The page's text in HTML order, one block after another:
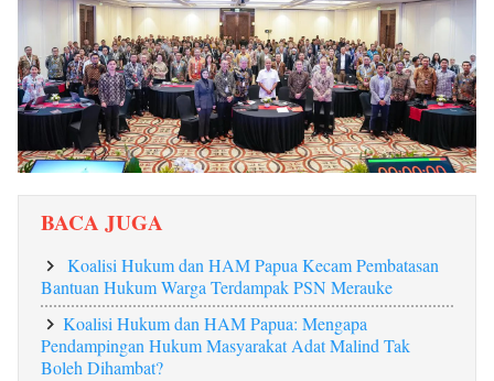
BACA JUGA
Koalisi Hukum dan HAM Papua Kecam Pembatasan
Bantuan Hukum Warga Terdampak PSN Merauke
Koalisi Hukum dan HAM Papua: Mengapa
Pendampingan Hukum Masyarakat Adat Malind Tak
Boleh Dihambat?